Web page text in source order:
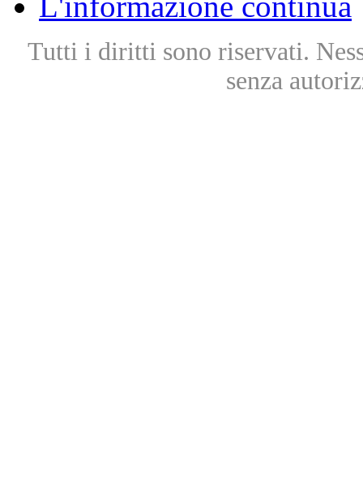
Tutti i diritti sono riservati.
senza